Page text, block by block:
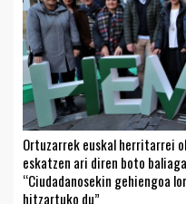
Ortuzarrek euskal herritarrei
eskatzen ari diren boto
“Ciudadanosekin gehiengoa
hitzartuko du”